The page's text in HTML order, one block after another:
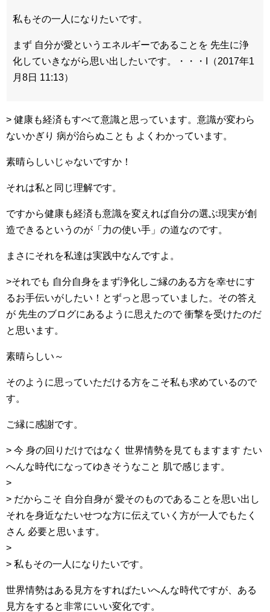
私もその一人になりたいです。
まず 自分が愛というエネルギーであることを 先生に浄
化していきながら思い出したいです。・・・I（2017年1
月8日 11:13）
> 健康も経済もすべて意識と思っています。意識が変わら
ないかぎり 病が治らぬことも よくわかっています。
素晴らしいじゃないですか！
それは私と同じ理解です。
ですから健康も経済も意識を変えれば自分の選ぶ現実が創
造できるというのが「力の使い手」の道なのです。
まさにそれを私達は実践中なんですよ。
>それでも 自分自身をまず浄化しご縁のある方を幸せにす
るお手伝いがしたい！とずっと思っていました。その答え
が 先生のブログにあるように思えたので 衝撃を受けたのだ
と思います。
素晴らしい～
そのように思っていただける方をこそ私も求めているので
す。
ご縁に感謝です。
> 今 身の回りだけではなく 世界情勢を見てもますます たい
へんな時代になってゆきそうなこと 肌で感じます。
>
> だからこそ 自分自身が 愛そのものであることを思い出し
それを身近なたいせつな方に伝えていく方が一人でもたく
さん 必要と思います。
>
> 私もその一人になりたいです。
世界情勢はある見方をすればたいへんな時代ですが、ある
見方をすると非常にいい変化です。